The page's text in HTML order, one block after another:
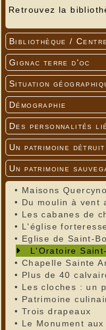
Retrouvez la
Bibliothèque /
Gignac terre d'oc
Situation
Démographie
Des personnalités
Un patrimoine détruit
Un patrimoine
• Maisons
• Du moulin à vent
• Les cabanes de
• L'église
• Eglise de Saint-
L'Oratoire
• Chapelle Sainte
• Plus de 40
• Les cloches : un
• Patrimoine
• Trois drapeaux
• Le Monument